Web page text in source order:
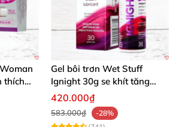
thích
Gel bôi trơn Wet Stuff
Ignight 30g se khít tăng
khoái cảm nữ hiệu quả
420.000₫
583.000₫
-28%